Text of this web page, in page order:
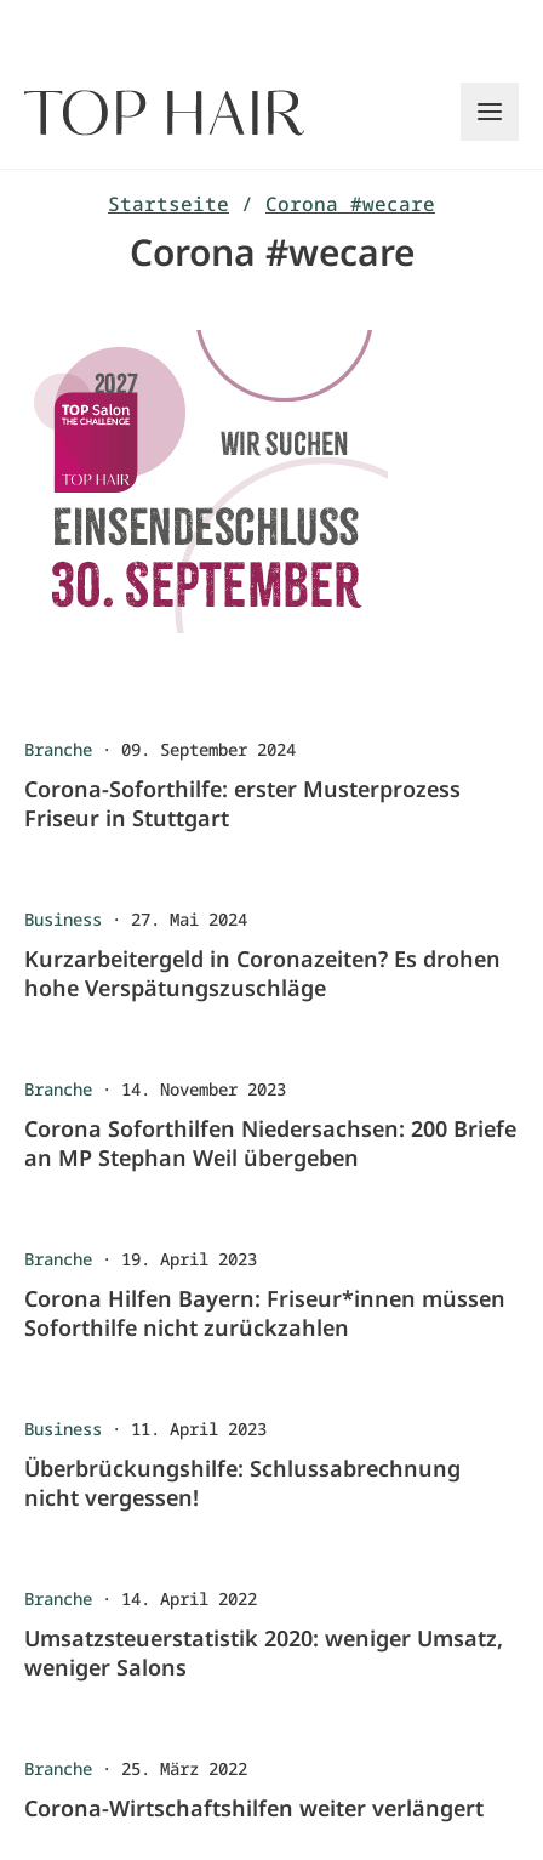
Startseite / Corona #wecare
Corona #wecare
Branche · 09. September 2024
Corona-Soforthilfe: erster Musterprozess
Friseur in Stuttgart
Business · 27. Mai 2024
Kurzarbeitergeld in Coronazeiten? Es drohen
hohe Verspätungszuschläge
Branche · 14. November 2023
Corona Soforthilfen Niedersachsen: 200 Briefe
an MP Stephan Weil übergeben
Branche · 19. April 2023
Corona Hilfen Bayern: Friseur*innen müssen
Soforthilfe nicht zurückzahlen
Business · 11. April 2023
Überbrückungshilfe: Schlussabrechnung
nicht vergessen!
Branche · 14. April 2022
Umsatzsteuerstatistik 2020: weniger Umsatz,
weniger Salons
Branche · 25. März 2022
Corona-Wirtschaftshilfen weiter verlängert